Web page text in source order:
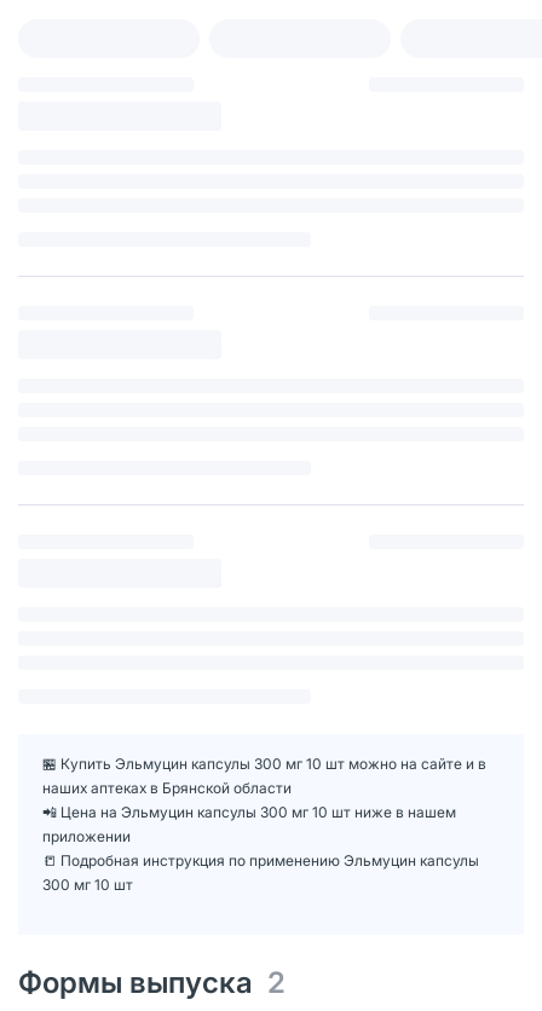
🏪 Купить Эльмуцин капсулы 300 мг 10 шт можно на сайте и в
наших аптеках в Брянской области
📲 Цена на Эльмуцин капсулы 300 мг 10 шт ниже в нашем
приложении
📒 Подробная инструкция по применению Эльмуцин капсулы
300 мг 10 шт
Формы выпуска 2